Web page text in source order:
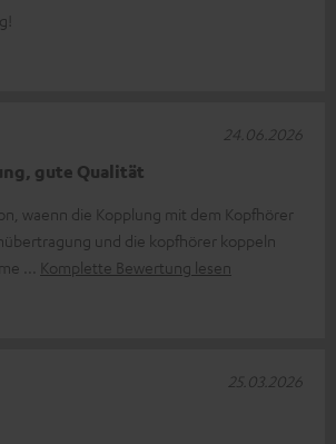
gute Qualität
waenn die Kopplung mit dem Kopfhörer
und die kopfhörer koppeln
Komplette Bewertung lesen
24.06.2026
25.03.2026